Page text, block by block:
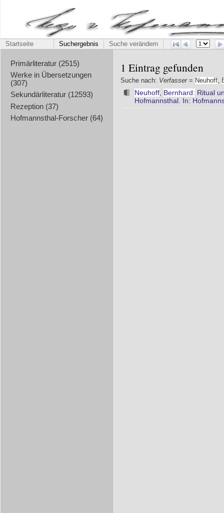
Startseite Suchergebnis Suche verändern
Primärliteratur (2515)
Werke in Übersetzungen
(307)
Sekundärliteratur (12593)
Rezeption (37)
Hofmannsthal-Forscher (64)
1 Eintrag gefunden
Suche nach: Verfasser= Neuhoff
Neuhoff, Bernhard: Ritual
Hofmannsthal. In: